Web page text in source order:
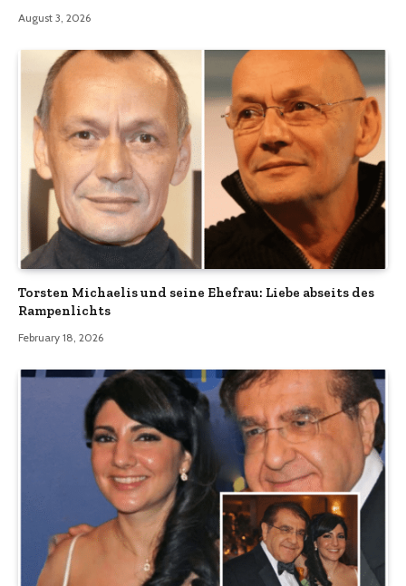
August 3, 2026
Torsten Michaelis und seine Ehefrau: Liebe abseits des
Rampenlichts
February 18, 2026